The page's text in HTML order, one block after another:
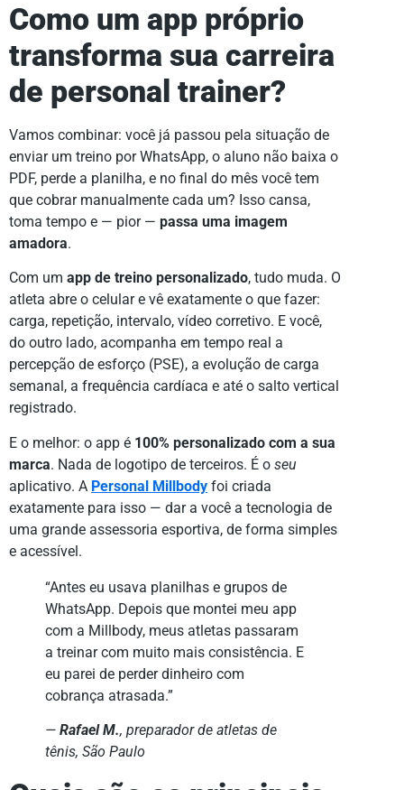
Como um app próprio
transforma sua carreira
de personal trainer?
Vamos combinar: você já passou pela situação de
enviar um treino por WhatsApp, o aluno não baixa o
PDF, perde a planilha, e no final do mês você tem
que cobrar manualmente cada um? Isso cansa,
toma tempo e — pior — passa uma imagem
amadora.
Com um app de treino personalizado, tudo muda. O
atleta abre o celular e vê exatamente o que fazer:
carga, repetição, intervalo, vídeo corretivo. E você,
do outro lado, acompanha em tempo real a
percepção de esforço (PSE), a evolução de carga
semanal, a frequência cardíaca e até o salto vertical
registrado.
E o melhor: o app é 100% personalizado com a sua
marca. Nada de logotipo de terceiros. É o seu
aplicativo. A Personal Millbody foi criada
exatamente para isso — dar a você a tecnologia de
uma grande assessoria esportiva, de forma simples
e acessível.
“Antes eu usava planilhas e grupos de
WhatsApp. Depois que montei meu app
com a Millbody, meus atletas passaram
a treinar com muito mais consistência. E
eu parei de perder dinheiro com
cobrança atrasada.”
— Rafael M., preparador de atletas de
tênis, São Paulo